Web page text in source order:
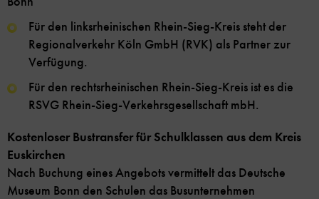
Für den linksrheinischen Rhein-Sieg-Kreis steht der
Regionalverkehr Köln GmbH (RVK) als Partner zur
Verfügung.
Für den rechtsrheinischen Rhein-Sieg-Kreis ist es die
RSVG Rhein-Sieg-Verkehrsgesellschaft mbH.
Kostenloser Bustransfer für Schulklassen aus dem Kreis
Euskirchen
Nach Buchung eines Angebots vermittelt das Deutsche
Museum Bonn den Schulen das Busunternehmen